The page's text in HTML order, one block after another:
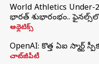
World Athletics Under-
భారత్‌ శుభారంభం..
అథ్లెటిక్స్
OpenAI: కొత్త ఏఐ స్మార్ట్
చాట్‌జీపీటీ